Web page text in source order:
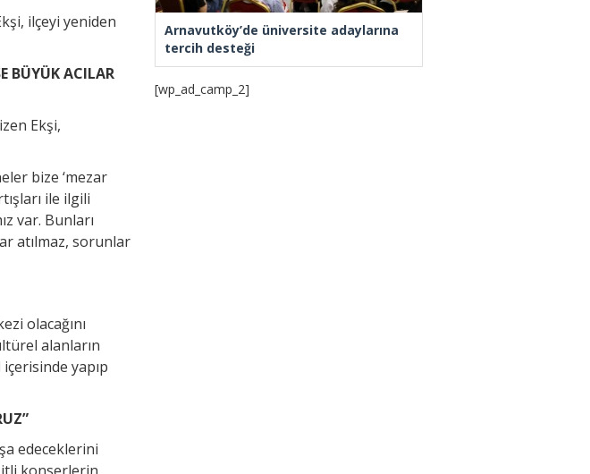
ilçeyi yeniden
BÜYÜK ACILAR
Ekşi,
bize ‘mezar
ile ilgili
var. Bunları
atılmaz, sorunlar
olacağını
alanların
yapıp
edeceklerini
Arnavutköy’de üniversite adaylarına
tercih desteği
[wp_ad_camp_2]